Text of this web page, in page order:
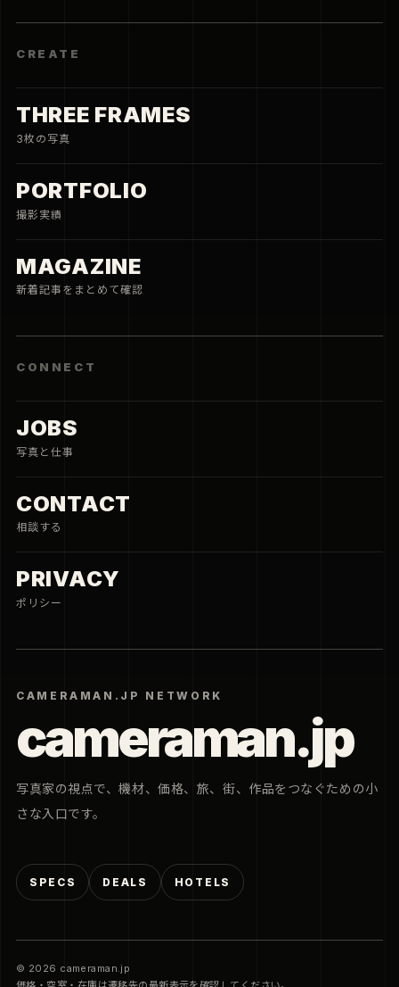
CAMERAMAN.JP NETWORK
cameraman.jp
写真家の視点で、機材、価格、旅、街、作品をつなぐための小
さな入口です。
SPECS DEALS HOTELS
CREATE
THREE FRAMES
3枚の写真
PORTFOLIO
撮影実績
MAGAZINE
新着記事をまとめて確認
CONNECT
JOBS
写真と仕事
CONTACT
相談する
PRIVACY
ポリシー
© 2026 cameraman.jp